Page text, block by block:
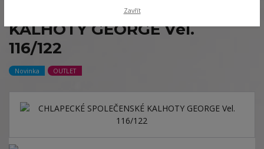
CHLAPECKÉ SPOLEČENSKÉ
KALHOTY GEORGE Vel.
116/122
Novinka OUTLET
Zavřít